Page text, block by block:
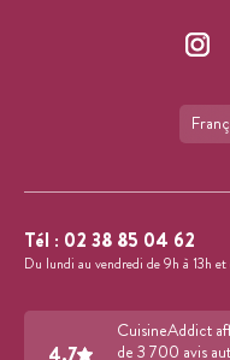
Tél : 02 38 85 04 62
Du lundi au vendredi de 9h à 13h
4.7
CuisineAddict
de 3 700 avis